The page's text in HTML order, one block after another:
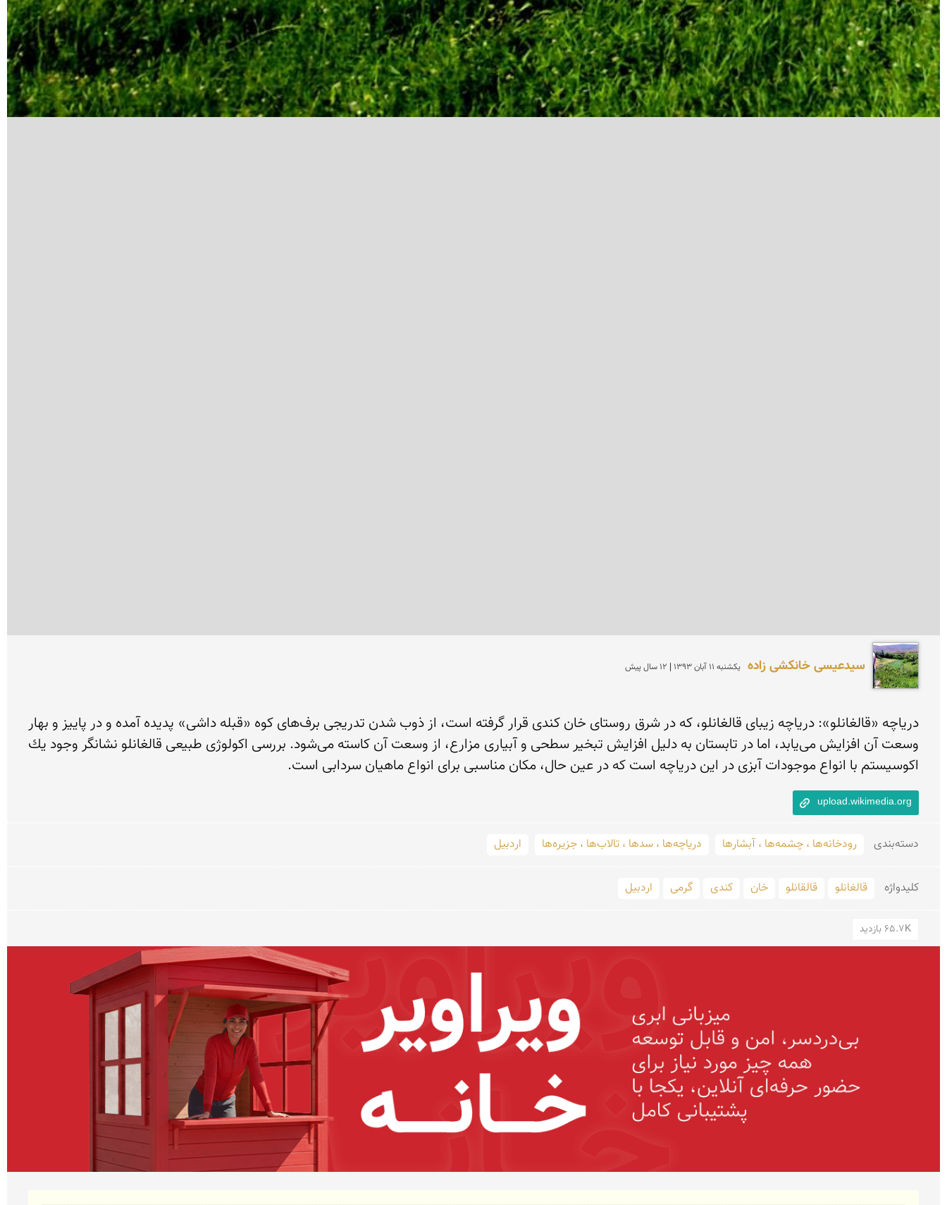
سیدعیسی خانكشی زاده يكشنبه 11 آبان 1393 | 12 سال پیش
اكوسیستم با انواع موجودات آبزی در این دریاچه است كه در عین حال، مكان مناسبی برای انواع ماهیان سردابی است.
upload.wikimedia.org
دسته‌بندی رودخانه‌ها ، چشمه‌ها ، آبشارها دریاچه‌ها ، سدها ، تالاب‌ها ، جزیره‌ها اردبیل
کلید‌واژه قالغانلو قالقانلو خان کندی گرمی اردبیل
65.7K بازدید